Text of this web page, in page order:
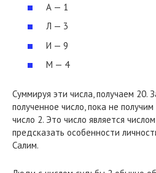
А — 1
Л — 3
И — 9
М — 4
Суммируя эти числа, получаем 20.
полученное число, пока не
число 2. Это число является
предсказать особенности
Салим.